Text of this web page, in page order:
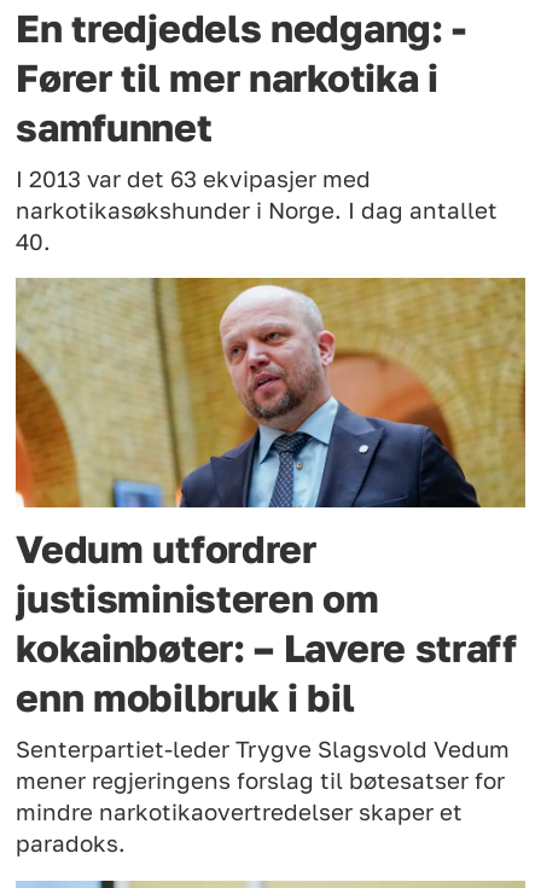
En tredjedels nedgang: -
Fører til mer narkotika i
samfunnet
I 2013 var det 63 ekvipasjer med
narkotikasøkshunder i Norge. I dag antallet
40.
Vedum utfordrer
justisministeren om
kokainbøter: – Lavere straff
enn mobilbruk i bil
Senterpartiet-leder Trygve Slagsvold Vedum
mener regjeringens forslag til bøtesatser for
mindre narkotikaovertredelser skaper et
paradoks.